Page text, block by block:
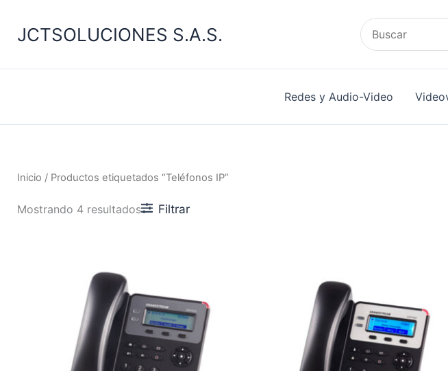
contenido
JCTSOLUCIONES S.A.S.
Search
for:
Redes y Audio-Video
Inicio / Productos etiquetados “Teléfonos IP”
Mostrando 4 resultados Filtrar